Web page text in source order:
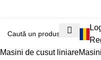
Prima pagină Masini
Masini de cusut liniare